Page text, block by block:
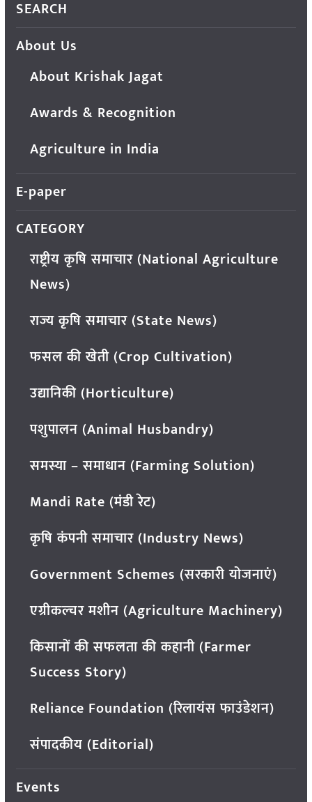
SEARCH
About Us
About Krishak Jagat
Awards & Recognition
Agriculture in India
E-paper
CATEGORY
राष्ट्रीय कृषि समाचार (National Agriculture
News)
राज्य कृषि समाचार (State News)
फसल की खेती (Crop Cultivation)
उद्यानिकी (Horticulture)
पशुपालन (Animal Husbandry)
समस्या – समाधान (Farming Solution)
Mandi Rate (मंडी रेट)
कृषि कंपनी समाचार (Industry News)
Government Schemes (सरकारी योजनाएं)
एग्रीकल्चर मशीन (Agriculture Machinery)
किसानों की सफलता की कहानी (Farmer
Success Story)
Reliance Foundation (रिलायंस फाउंडेशन)
संपादकीय (Editorial)
Events